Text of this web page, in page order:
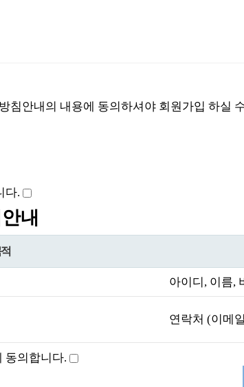
침안내의 내용에 동의하셔야 회원가입 하실
다.
내
아이디, 이름,
연락처 (이메
동의합니다.